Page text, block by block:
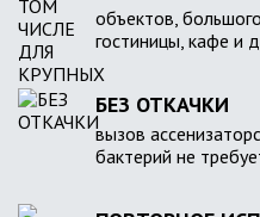
объектов,
гостиницы, кафе и
БЕЗ ОТКАЧКИ
вызов
бактерий не